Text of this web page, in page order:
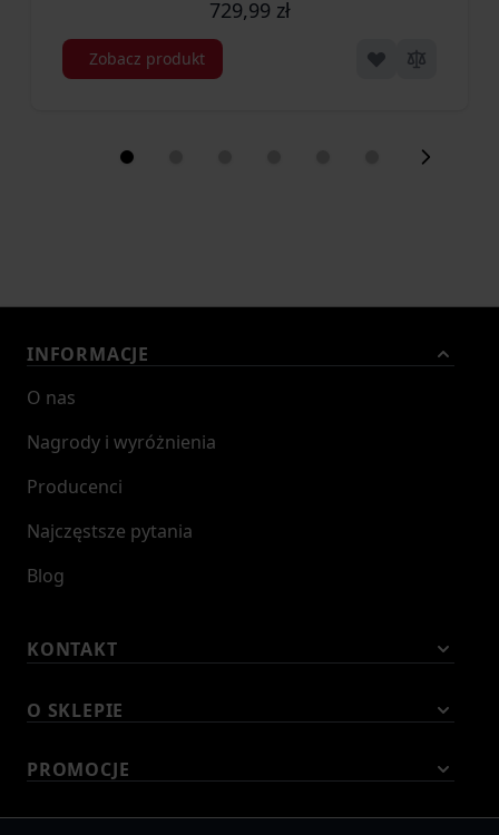
729,99 zł
Zobacz produkt
INFORMACJE
O nas
Nagrody i wyróżnienia
Producenci
Najczęstsze pytania
Blog
KONTAKT
O SKLEPIE
PROMOCJE